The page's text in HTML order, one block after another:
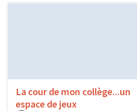
La cour de mon collège...un
espace de jeux